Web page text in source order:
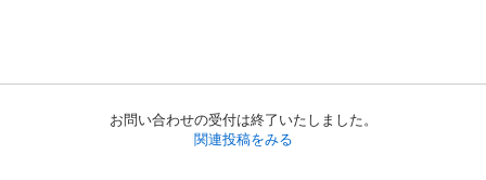
お問い合わせの受付は終了いたしました。
関連投稿をみる